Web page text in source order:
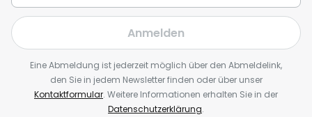
Anmelden
Eine Abmeldung ist jederzeit möglich über den Abmeldelink,
den Sie in jedem Newsletter finden oder über unser
Kontaktformular. Weitere Informationen erhalten Sie in der
Datenschutzerklärung.